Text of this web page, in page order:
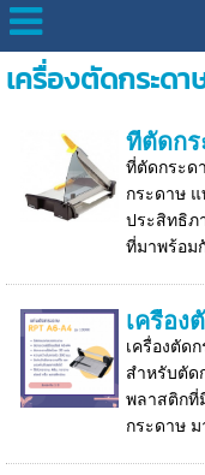
เครื่องตัดกระด
ที่ตัดกร
ที่ตัดกระด
กระดาษ
ประสิทธิภ
ที่มาพร้อม
เครื่อง
เครื่องตัด
สำหรับตัด
พลาสติกที่
กระดาษ ม